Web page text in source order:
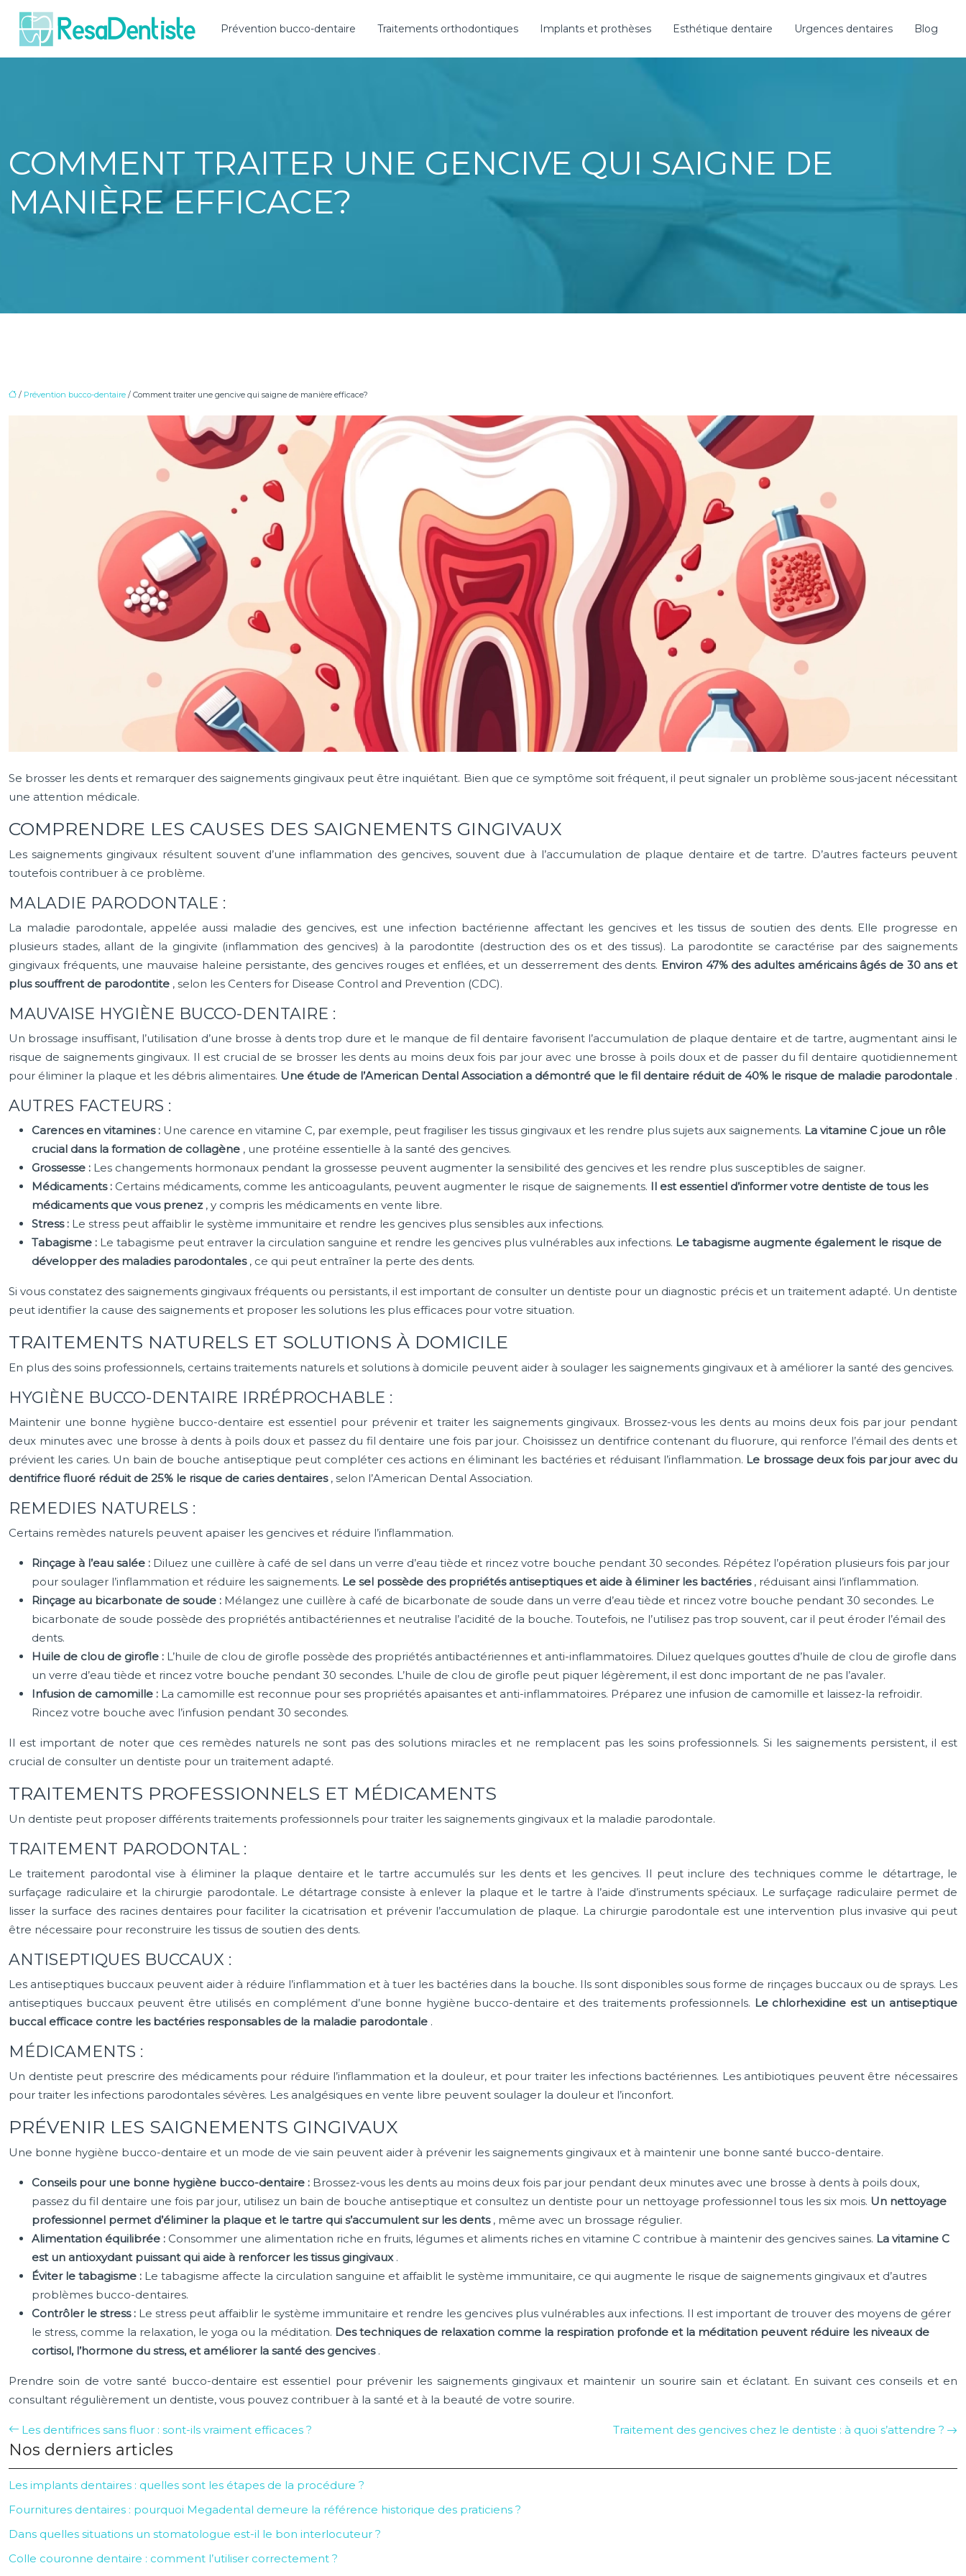
Prévention bucco-dentaire Traitements orthodontiques Implants et prothèses Esthétique dentaire Urgences dentaires Blog
COMMENT TRAITER UNE GENCIVE QUI SAIGNE DE
MANIÈRE EFFICACE?
/ Prévention bucco-dentaire / Comment traiter une gencive qui saigne de manière efficace?
Se brosser les dents et remarquer des saignements gingivaux peut être inquiétant. Bien que ce symptôme soit fréquent, il peut signaler un problème sous-jacent nécessitant
une attention médicale.
COMPRENDRE LES CAUSES DES SAIGNEMENTS GINGIVAUX
Les saignements gingivaux résultent souvent d’une inflammation des gencives, souvent due à l’accumulation de plaque dentaire et de tartre. D’autres facteurs peuvent
toutefois contribuer à ce problème.
MALADIE PARODONTALE :
La maladie parodontale, appelée aussi maladie des gencives, est une infection bactérienne affectant les gencives et les tissus de soutien des dents. Elle progresse en
plusieurs stades, allant de la gingivite (inflammation des gencives) à la parodontite (destruction des os et des tissus). La parodontite se caractérise par des saignements
gingivaux fréquents, une mauvaise haleine persistante, des gencives rouges et enflées, et un desserrement des dents. Environ 47% des adultes américains âgés de 30 ans et
plus souffrent de parodontite , selon les Centers for Disease Control and Prevention (CDC).
MAUVAISE HYGIÈNE BUCCO-DENTAIRE :
Un brossage insuffisant, l’utilisation d’une brosse à dents trop dure et le manque de fil dentaire favorisent l’accumulation de plaque dentaire et de tartre, augmentant ainsi le
risque de saignements gingivaux. Il est crucial de se brosser les dents au moins deux fois par jour avec une brosse à poils doux et de passer du fil dentaire quotidiennement
pour éliminer la plaque et les débris alimentaires. Une étude de l’American Dental Association a démontré que le fil dentaire réduit de 40% le risque de maladie parodontale .
AUTRES FACTEURS :
Carences en vitamines : Une carence en vitamine C, par exemple, peut fragiliser les tissus gingivaux et les rendre plus sujets aux saignements. La vitamine C joue un rôle
crucial dans la formation de collagène , une protéine essentielle à la santé des gencives.
Grossesse : Les changements hormonaux pendant la grossesse peuvent augmenter la sensibilité des gencives et les rendre plus susceptibles de saigner.
Médicaments : Certains médicaments, comme les anticoagulants, peuvent augmenter le risque de saignements. Il est essentiel d’informer votre dentiste de tous les
médicaments que vous prenez , y compris les médicaments en vente libre.
Stress : Le stress peut affaiblir le système immunitaire et rendre les gencives plus sensibles aux infections.
Tabagisme : Le tabagisme peut entraver la circulation sanguine et rendre les gencives plus vulnérables aux infections. Le tabagisme augmente également le risque de
développer des maladies parodontales , ce qui peut entraîner la perte des dents.
Si vous constatez des saignements gingivaux fréquents ou persistants, il est important de consulter un dentiste pour un diagnostic précis et un traitement adapté. Un dentiste
peut identifier la cause des saignements et proposer les solutions les plus efficaces pour votre situation.
TRAITEMENTS NATURELS ET SOLUTIONS À DOMICILE
En plus des soins professionnels, certains traitements naturels et solutions à domicile peuvent aider à soulager les saignements gingivaux et à améliorer la santé des gencives.
HYGIÈNE BUCCO-DENTAIRE IRRÉPROCHABLE :
Maintenir une bonne hygiène bucco-dentaire est essentiel pour prévenir et traiter les saignements gingivaux. Brossez-vous les dents au moins deux fois par jour pendant
deux minutes avec une brosse à dents à poils doux et passez du fil dentaire une fois par jour. Choisissez un dentifrice contenant du fluorure, qui renforce l’émail des dents et
prévient les caries. Un bain de bouche antiseptique peut compléter ces actions en éliminant les bactéries et réduisant l’inflammation. Le brossage deux fois par jour avec du
dentifrice fluoré réduit de 25% le risque de caries dentaires , selon l’American Dental Association.
REMEDIES NATURELS :
Certains remèdes naturels peuvent apaiser les gencives et réduire l’inflammation.
Rinçage à l’eau salée : Diluez une cuillère à café de sel dans un verre d’eau tiède et rincez votre bouche pendant 30 secondes. Répétez l’opération plusieurs fois par jour
pour soulager l’inflammation et réduire les saignements. Le sel possède des propriétés antiseptiques et aide à éliminer les bactéries , réduisant ainsi l’inflammation.
Rinçage au bicarbonate de soude : Mélangez une cuillère à café de bicarbonate de soude dans un verre d’eau tiède et rincez votre bouche pendant 30 secondes. Le
bicarbonate de soude possède des propriétés antibactériennes et neutralise l’acidité de la bouche. Toutefois, ne l’utilisez pas trop souvent, car il peut éroder l’émail des
dents.
Huile de clou de girofle : L’huile de clou de girofle possède des propriétés antibactériennes et anti-inflammatoires. Diluez quelques gouttes d’huile de clou de girofle dans
un verre d’eau tiède et rincez votre bouche pendant 30 secondes. L’huile de clou de girofle peut piquer légèrement, il est donc important de ne pas l’avaler.
Infusion de camomille : La camomille est reconnue pour ses propriétés apaisantes et anti-inflammatoires. Préparez une infusion de camomille et laissez-la refroidir.
Rincez votre bouche avec l’infusion pendant 30 secondes.
Il est important de noter que ces remèdes naturels ne sont pas des solutions miracles et ne remplacent pas les soins professionnels. Si les saignements persistent, il est
crucial de consulter un dentiste pour un traitement adapté.
TRAITEMENTS PROFESSIONNELS ET MÉDICAMENTS
Un dentiste peut proposer différents traitements professionnels pour traiter les saignements gingivaux et la maladie parodontale.
TRAITEMENT PARODONTAL :
Le traitement parodontal vise à éliminer la plaque dentaire et le tartre accumulés sur les dents et les gencives. Il peut inclure des techniques comme le détartrage, le
surfaçage radiculaire et la chirurgie parodontale. Le détartrage consiste à enlever la plaque et le tartre à l’aide d’instruments spéciaux. Le surfaçage radiculaire permet de
lisser la surface des racines dentaires pour faciliter la cicatrisation et prévenir l’accumulation de plaque. La chirurgie parodontale est une intervention plus invasive qui peut
être nécessaire pour reconstruire les tissus de soutien des dents.
ANTISEPTIQUES BUCCAUX :
Les antiseptiques buccaux peuvent aider à réduire l’inflammation et à tuer les bactéries dans la bouche. Ils sont disponibles sous forme de rinçages buccaux ou de sprays. Les
antiseptiques buccaux peuvent être utilisés en complément d’une bonne hygiène bucco-dentaire et des traitements professionnels. Le chlorhexidine est un antiseptique
buccal efficace contre les bactéries responsables de la maladie parodontale .
MÉDICAMENTS :
Un dentiste peut prescrire des médicaments pour réduire l’inflammation et la douleur, et pour traiter les infections bactériennes. Les antibiotiques peuvent être nécessaires
pour traiter les infections parodontales sévères. Les analgésiques en vente libre peuvent soulager la douleur et l’inconfort.
PRÉVENIR LES SAIGNEMENTS GINGIVAUX
Une bonne hygiène bucco-dentaire et un mode de vie sain peuvent aider à prévenir les saignements gingivaux et à maintenir une bonne santé bucco-dentaire.
Conseils pour une bonne hygiène bucco-dentaire : Brossez-vous les dents au moins deux fois par jour pendant deux minutes avec une brosse à dents à poils doux,
passez du fil dentaire une fois par jour, utilisez un bain de bouche antiseptique et consultez un dentiste pour un nettoyage professionnel tous les six mois. Un nettoyage
professionnel permet d’éliminer la plaque et le tartre qui s’accumulent sur les dents , même avec un brossage régulier.
Alimentation équilibrée : Consommer une alimentation riche en fruits, légumes et aliments riches en vitamine C contribue à maintenir des gencives saines. La vitamine C
est un antioxydant puissant qui aide à renforcer les tissus gingivaux .
Éviter le tabagisme : Le tabagisme affecte la circulation sanguine et affaiblit le système immunitaire, ce qui augmente le risque de saignements gingivaux et d’autres
problèmes bucco-dentaires.
Contrôler le stress : Le stress peut affaiblir le système immunitaire et rendre les gencives plus vulnérables aux infections. Il est important de trouver des moyens de gérer
le stress, comme la relaxation, le yoga ou la méditation. Des techniques de relaxation comme la respiration profonde et la méditation peuvent réduire les niveaux de
cortisol, l’hormone du stress, et améliorer la santé des gencives .
Prendre soin de votre santé bucco-dentaire est essentiel pour prévenir les saignements gingivaux et maintenir un sourire sain et éclatant. En suivant ces conseils et en
consultant régulièrement un dentiste, vous pouvez contribuer à la santé et à la beauté de votre sourire.
Les dentifrices sans fluor : sont-ils vraiment efficaces ? Traitement des gencives chez le dentiste : à quoi s’attendre ?
Nos derniers articles
Les implants dentaires : quelles sont les étapes de la procédure ?
Fournitures dentaires : pourquoi Megadental demeure la référence historique des praticiens ?
Dans quelles situations un stomatologue est-il le bon interlocuteur ?
Colle couronne dentaire : comment l’utiliser correctement ?